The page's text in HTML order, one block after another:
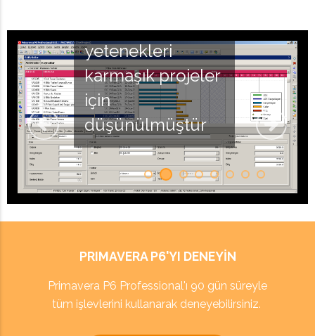
programlama
yetenekleri
karmaşık projeler
için
düşünülmüştür
PRIMAVERA P6'YI DENEYIN
Primavera P6 Professional'ı 90 gün süreyle
tüm işlevlerini kullanarak deneyebilirsiniz.